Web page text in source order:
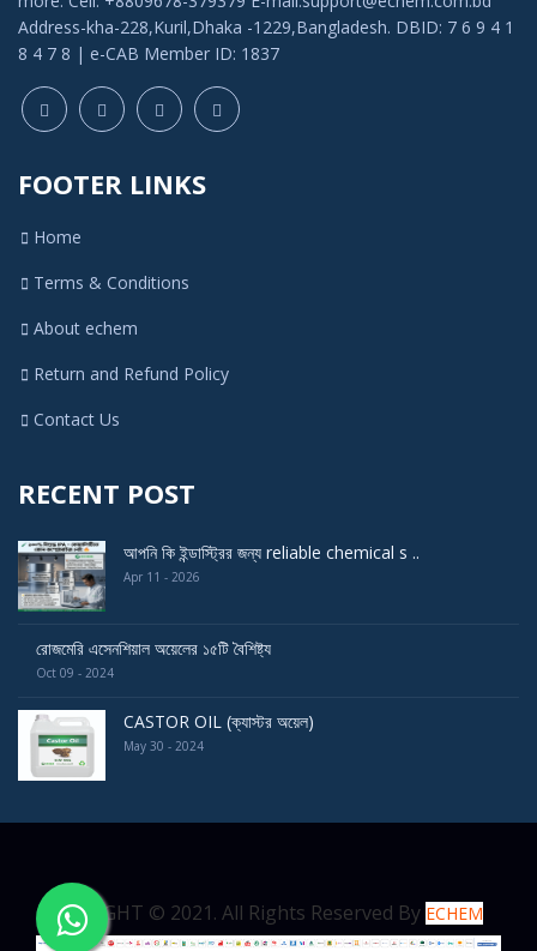
Address-kha-228,Kuril,Dhaka -1229,Bangladesh. DBID: 7 6 9 4 1
8 4 7 8 | e-CAB Member ID: 1837
FOOTER LINKS
Home
Terms & Conditions
About echem
Return and Refund Policy
Contact Us
RECENT POST
আপনি কি ইন্ডাস্ট্রির জন্য reliable chemical s ..
Apr 11 - 2026
রোজমেরি এসেনশিয়াল অয়েলের ১৫টি বৈশিষ্ট্য
Oct 09 - 2024
CASTOR OIL (ক্যাস্টর অয়েল)
May 30 - 2024
COPYRIGHT © 2021. All Rights Reserved By ECHEM